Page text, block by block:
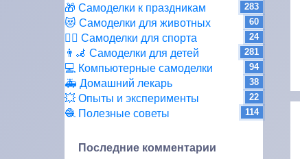
🎁 Самоделки к праздникам 283
😻 Самоделки для животных 60
🏋️‍♀️ Самоделки для спорта 24
👨‍🦼 Самоделки для детей 281
💻 Компьютерные самоделки 94
🚑 Домашний лекарь 38
💥 Опыты и эксперименты 22
🧶 Полезные советы 114
Последние комментарии